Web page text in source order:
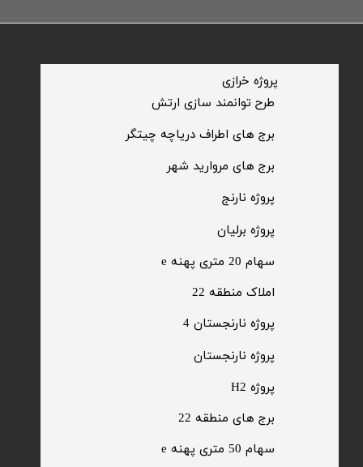
​طرح توانمند سازی ارتش
سهام 20 متری پهنه e​​​​​​​
​سهام 50 متری پهنه e
​املاک منطقه 22
برج های منطقه 22
​پروژه خرازی
پروژه برلیان
پروژه H2
​پروژه نارنج
​پروژه نارنجستان
​برج های اطراف دریاچه چیتگر
​برج های مروارید شهر
پروژه نارنجستان 4